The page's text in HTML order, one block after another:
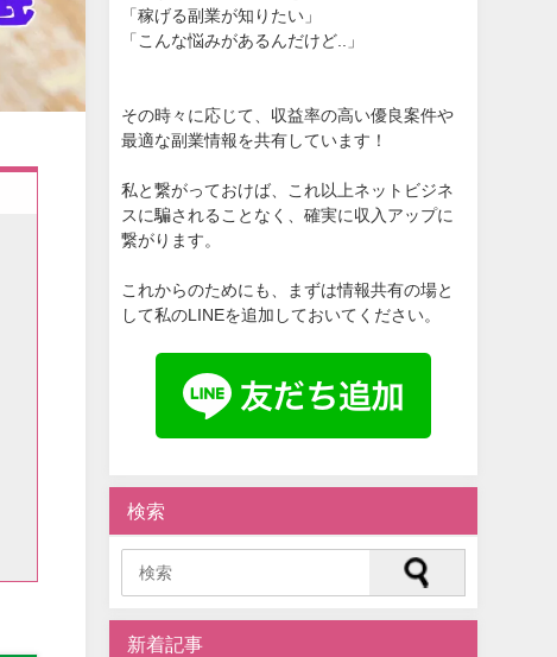
「稼げる副業が知りたい」
「こんな悩みがあるんだけど..」
その時々に応じて、収益率の高い優良案件や
最適な副業情報を共有しています！
私と繋がっておけば、これ以上ネットビジネ
スに騙されることなく、確実に収入アップに
繋がります。
これからのためにも、まずは情報共有の場と
して私のLINEを追加しておいてください。
検索
新着記事